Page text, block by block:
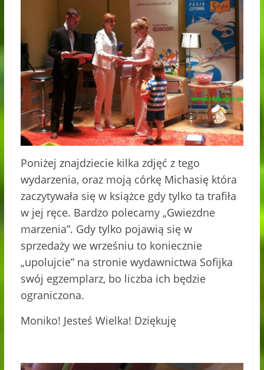
Poniżej znajdziecie kilka zdjęć z tego
wydarzenia, oraz moją córkę Michasię która
zaczytywała się w książce gdy tylko ta trafiła
w jej ręce. Bardzo polecamy „Gwiezdne
marzenia”. Gdy tylko pojawią się w
sprzedaży we wrześniu to koniecznie
„upolujcie” na stronie wydawnictwa Sofijka
swój egzemplarz, bo liczba ich będzie
ograniczona.
Moniko! Jesteś Wielka! Dziękuję